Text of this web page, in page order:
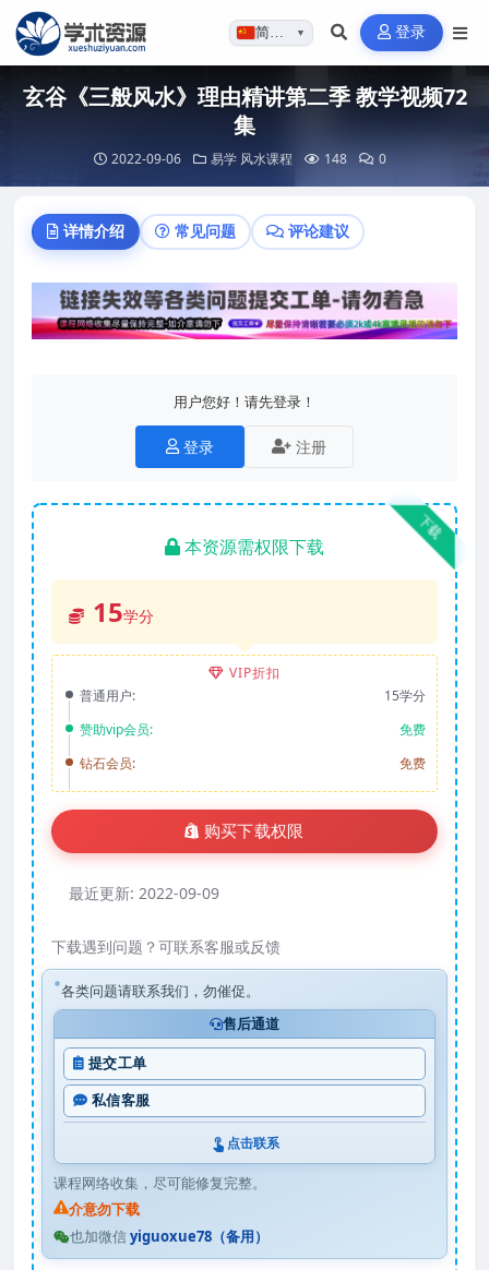
简体…▼ 登录
玄谷《三般风水》理由精讲第二季 教学视频72
集
2022-09-06 易学 风水课程 148 0
详情介绍 常见问题 评论建议
用户您好！请先登录！
登录 注册
下载
本资源需权限下载
15学分
VIP折扣
普通用户:
15学分
赞助vip会员:
免费
钻石会员:
免费
购买下载权限
最近更新: 2022-09-09
下载遇到问题？可联系客服或反馈
各类问题请联系我们，勿催促。
售后通道
提交工单
私信客服
点击联系
课程网络收集，尽可能修复完整。
介意勿下载
也加微信yiguoxue78（备用）